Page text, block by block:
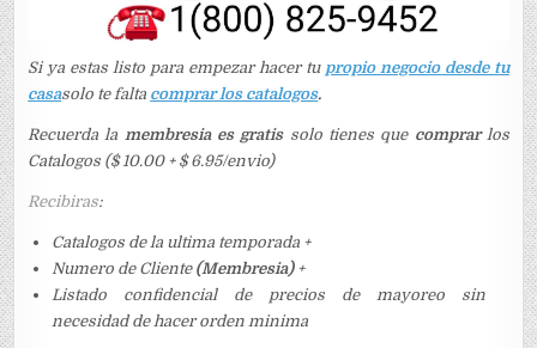
Si ya estas listo para empezar hacer tu propio negocio desde tu
casasolo te falta comprar los catalogos.
Recuerda la membresia es gratissolo tienes que comprarlos
Catalogos ($ 10.00 + $ 6.95/envio)
Recibiras:
Catalogos de la ultima temporada +
Numero de Cliente (Membresia)+
Listado confidencial de precios de mayoreo sin
necesidad de hacer orden minima